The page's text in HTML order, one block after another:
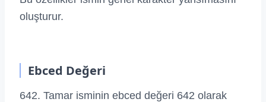
oluşturur.
Ebced Değeri
642. Tamar isminin ebced değeri 642 olarak